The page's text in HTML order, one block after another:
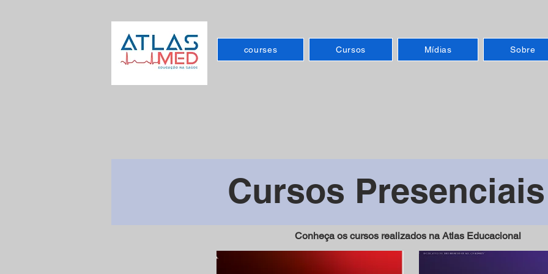
courses Cursos Mídias Sobre
Cursos Presenciais
Conheça os cursos realizados na Atlas Educacional